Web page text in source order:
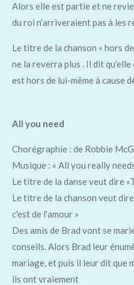
Alors elle est partie et ne
du roi n’arriveraient pas à les
Le titre de la chanson « hors
ne la reverra plus . Il dit
est hors de lui-même à cause
All you need
Chorégraphie : de Robbie
Musique : « All you really
Le titre de la danse veut dire
Le titre de la chanson veut
c'est de l'amour »
Des amis de Brad vont se
conseils. Alors Brad leur
mariage, et puis il leur dit que
ils ont vraiement